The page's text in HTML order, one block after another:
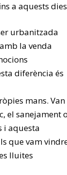
a aquests
urbanitzada
la venda
diferència és
mans. Van
el sanejament
i aquesta
que vam
lluites